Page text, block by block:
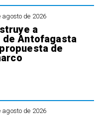
agosto de 2026
a
de Antofagasta
de
agosto de 2026